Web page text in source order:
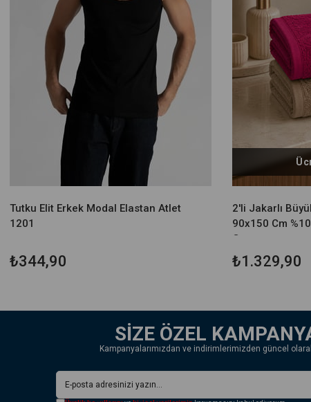
Tutku Elit Erkek Modal Elastan Atlet
1201
₺344,90
2'li Jakarlı
90x150 Cm
Gr
₺1.329,90
SİZE ÖZEL
Kampanyalarımızdan ve indirimlerimizden güncel